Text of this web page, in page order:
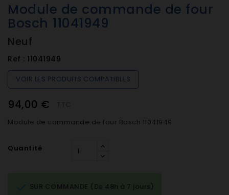
Module de commande de four
Bosch 11041949
Neuf
Ref : 11041949
VOIR LES PRODUITS COMPATIBLES
94,00 €
Module de commande de four Bosch 11041949
Quantité
SUR COMMANDE (De 48h à 7 jours)